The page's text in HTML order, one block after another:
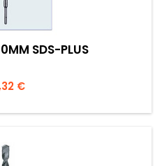
SDS-PLUS
€